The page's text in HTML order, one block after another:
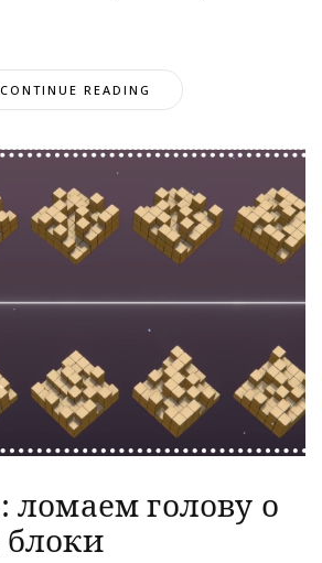
CONTINUE READING
ломаем голову о